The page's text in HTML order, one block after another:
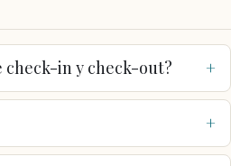
check-in y check-out?